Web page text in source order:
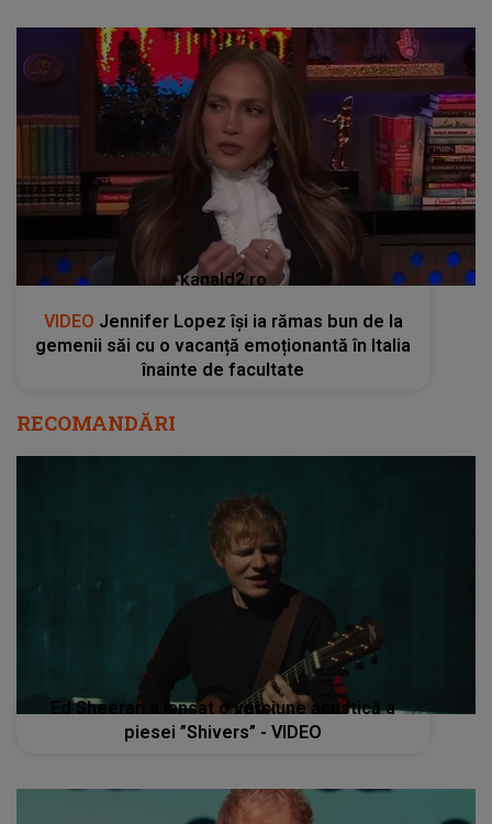
kanald2.ro
VIDEO Jennifer Lopez își ia rămas bun de la
gemenii săi cu o vacanță emoționantă în Italia
înainte de facultate
RECOMANDĂRI
Ed Sheeran a lansat o versiune acustică a
piesei ”Shivers” - VIDEO